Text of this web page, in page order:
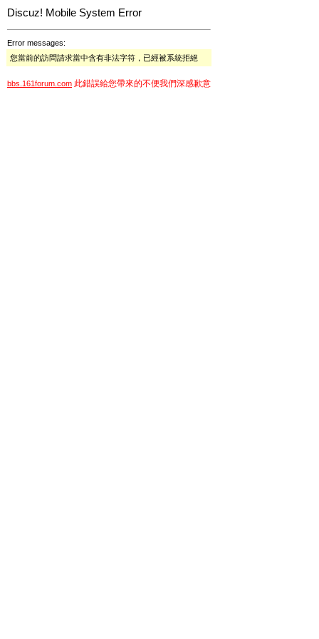
Discuz! Mobile System Error
Error messages:
您當前的訪問請求當中含有非法字符，已經被系統拒絕
bbs.161forum.com 此錯誤給您帶來的不便我們深感歉意